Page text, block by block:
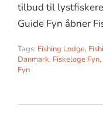
tilbud til
Guide Fyn åbner
Tags: Fishing Lodge,
Danmark, Fiskeloge Fyn,
Fyn